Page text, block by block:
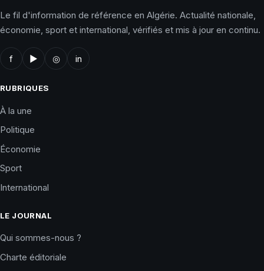
Le fil d'information de référence en Algérie. Actualité nationale,
économie, sport et international, vérifiés et mis à jour en continu.
f ▶ ◎ in
RUBRIQUES
À la une
Politique
Économie
Sport
International
LE JOURNAL
Qui sommes-nous ?
Charte éditoriale